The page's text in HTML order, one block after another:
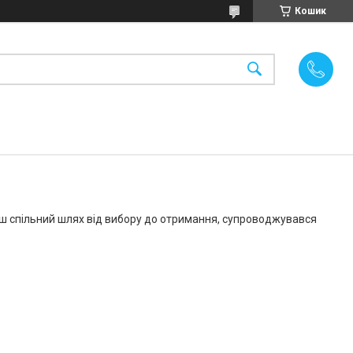
Кошик
спільний шлях від вибору до отримання, супроводжувався